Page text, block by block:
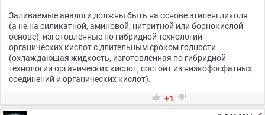
Заливаемые аналоги должны быть на основе этиленгликоля
(а не на силикатной, аминовой, нитритной или борнокислой
основе), изготовленные по гибридной технологии
органических кислот с длительным сроком годности
(охлаждающая жидкость, изготовленная по гибридной
технологии органических кислот, состоит из низкофосфатных
соединений и органических кислот).
 +1 